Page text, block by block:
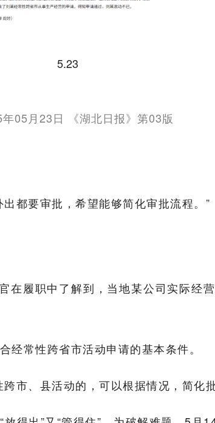
5.23
05月23日 《湖北日报》第03版
都要审批，希望能够简化审批流程。”
在履职中了解到，当地某公司实际经
常性跨省市活动申请的基本条件。
市、县活动的，可以根据情况，简化